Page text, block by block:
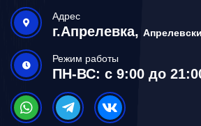
Адрес
г.Апрелевка,
Режим работы
ПН-ВС: с 9:00 до